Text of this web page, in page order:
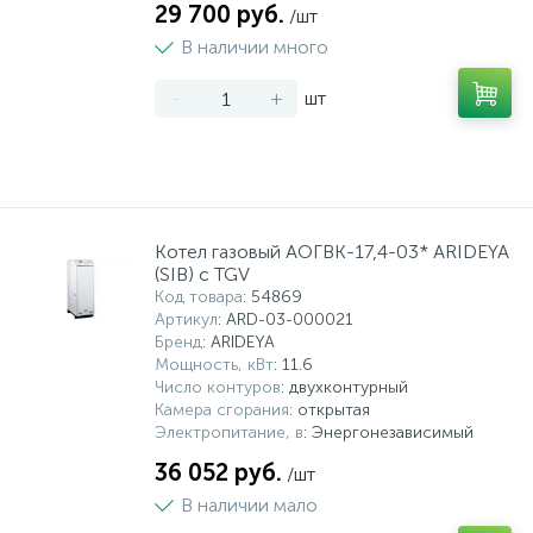
29 700 руб. /шт
В наличии много
- + шт
Котел газовый АОГВК-17,4-03* ARIDEYA
(SIB) с TGV
Код товара: 54869
Артикул: ARD-03-000021
Бренд: ARIDEYA
Мощность, кВт: 11.6
Число контуров: двухконтурный
Камера сгорания: открытая
Электропитание, в: Энергонезависимый
36 052 руб. /шт
В наличии мало
Фильтры под мойку